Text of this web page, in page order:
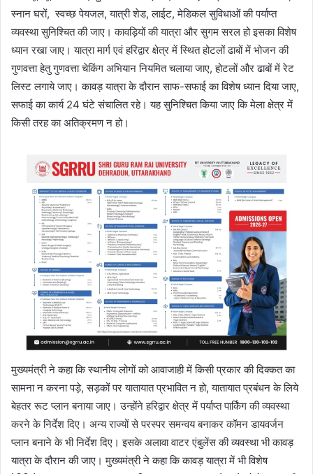
स्नान घरों, स्वच्छ पेयजल, यात्री शेड, लाईट, मेडिकल सुविधाओं की पर्याप्त
व्यवस्था सुनिश्चित की जाए। कावड़ियों की यात्रा और सुगम सरल हो इसका विशेष
ध्यान रखा जाए। यात्रा मार्ग एवं हरिद्वार क्षेत्र में स्थित होटलों ढाबों में भोजन की
गुणवत्ता हेतु गुणवत्ता चेकिंग अभियान नियमित चलाया जाए, होटलों और ढाबों में रेट
लिस्ट लगाये जाए। कावड़ यात्रा के दौरान साफ-सफाई का विशेष ध्यान दिया जाए,
सफाई का कार्य 24 घंटे संचालित रहे। यह सुनिश्चित किया जाए कि मेला क्षेत्र में
किसी तरह का अतिक्रमण न हो।
मुख्यमंत्री ने कहा कि स्थानीय लोगों को आवाजाही में किसी प्रकार की दिक्कत का
सामना न करना पड़े, सड़कों पर यातायात प्रभावित न हो, यातायात प्रबंधन के लिये
बेहतर रूट प्लान बनाया जाए। उन्होंने हरिद्वार क्षेत्र में पर्याप्त पार्किंग की व्यवस्था
करने के निर्देश दिए। अन्य राज्यों से परस्पर समन्वय बनाकर कॉमन डायवर्जन
प्लान बनाने के भी निर्देश दिए। इसके अलावा वाटर एंबुलेंस की व्यवस्था भी कावड़
यात्रा के दौरान की जाए। मुख्यमंत्री ने कहा कि कावड़ यात्रा में भी विशेष